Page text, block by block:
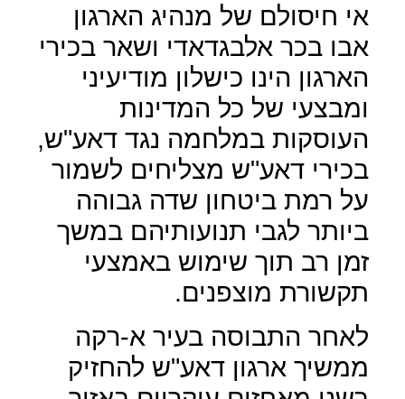
אי חיסולם של מנהיג הארגון
אבו בכר אלבגדאדי ושאר בכירי
הארגון הינו כישלון מודיעיני
ומבצעי של כל המדינות
העוסקות במלחמה נגד דאע"ש,
בכירי דאע"ש מצליחים לשמור
על רמת ביטחון שדה גבוהה
ביותר לגבי תנועותיהם במשך
זמן רב תוך שימוש באמצעי
תקשורת מוצפנים.
לאחר התבוסה בעיר א-רקה
ממשיך ארגון דאע"ש להחזיק